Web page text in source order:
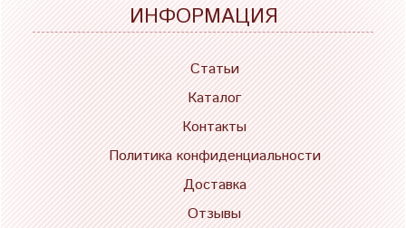
ИНФОРМАЦИЯ
Статьи
Каталог
Контакты
Политика конфиденциальности
Доставка
Отзывы